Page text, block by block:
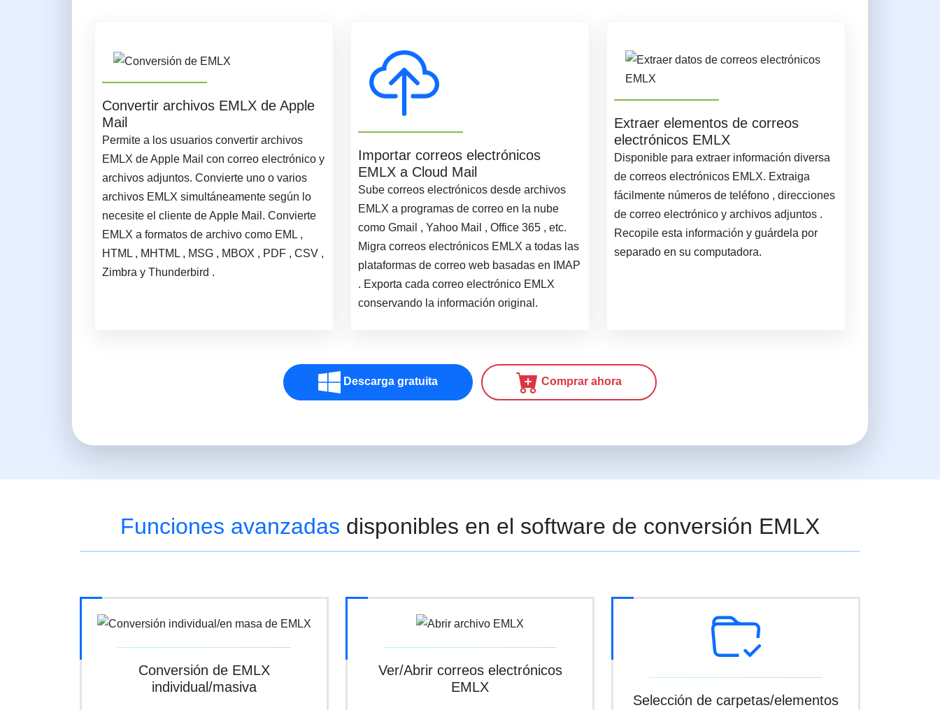
Convertir archivos EMLX de Apple
Mail
Permite a los usuarios convertir archivos
EMLX de Apple Mail con correo electrónico y
archivos adjuntos. Convierte uno o varios
archivos EMLX simultáneamente según lo
necesite el cliente de Apple Mail. Convierte
EMLX a formatos de archivo como EML ,
HTML , MHTML , MSG , MBOX , PDF , CSV ,
Zimbra y Thunderbird .
Importar correos electrónicos
EMLX a Cloud Mail
Sube correos electrónicos desde archivos
EMLX a programas de correo en la nube
como Gmail , Yahoo Mail , Office 365 , etc.
Migra correos electrónicos EMLX a todas las
plataformas de correo web basadas en IMAP
. Exporta cada correo electrónico EMLX
conservando la información original.
Extraer elementos de correos
electrónicos EMLX
Disponible para extraer información diversa
de correos electrónicos EMLX. Extraiga
fácilmente números de teléfono , direcciones
de correo electrónico y archivos adjuntos .
Recopile esta información y guárdela por
separado en su computadora.
Descarga gratuita Comprar ahora
Funciones avanzadas disponibles en el software de conversión EMLX
Conversión de EMLX
individual/masiva
Ver/Abrir correos electrónicos
EMLX
Selección de carpetas/elementos